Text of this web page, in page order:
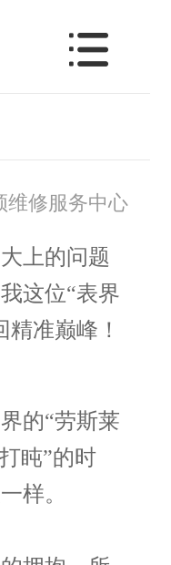
维修服务中心
上的问题
这位“表界
准巅峰！
的“劳斯莱
盹”的时
样。